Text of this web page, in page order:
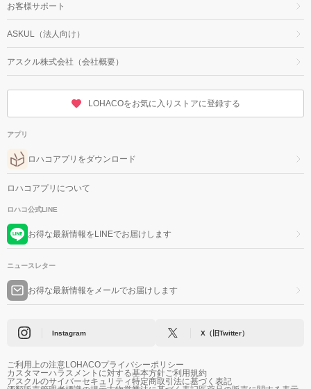
お客様サポート
ASKUL（法人向け）
アスクル株式会社（会社概要）
LOHACOをお気に入りストアに登録する
アプリ
ロハコアプリをダウンロード
ロハコアプリについて
ロハコ公式LINE
お得な最新情報をLINEでお届けします
ニュースレター
お得な最新情報をメールでお届けします
Instagram X（旧Twitter）
ご利用上の注意LOHACOプライバシーポリシー
カスタマーハラスメントに対する基本方針ご利用規約
アスクルのサイバーセキュリティ特定商取引法に基づく表記